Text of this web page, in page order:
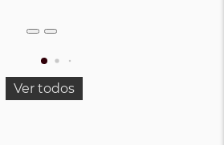
Ver todos